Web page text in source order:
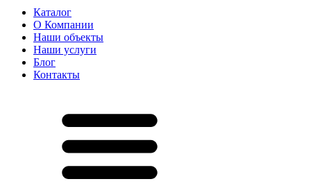
Каталог
О Компании
Наши объекты
Наши услуги
Блог
Контакты